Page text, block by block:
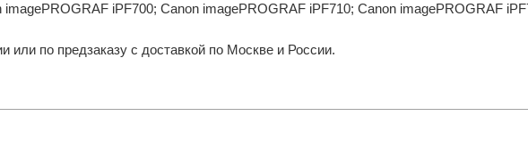
imagePROGRAF iPF700; Canon imagePROGRAF iPF710; Canon imagePROGRAF
или по предзаказу с доставкой по Москве и России.